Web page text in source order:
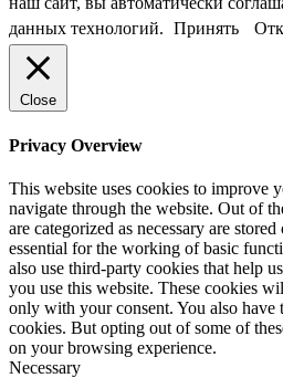
данных технологий. Принять
Close
Privacy Overview
This website uses cookies to improve
navigate through the website. Out of
are categorized as necessary are
essential for the working of basic
also use third-party cookies that help
you use this website. These cookies
only with your consent. You also have
cookies. But opting out of some of
on your browsing experience.
Necessary